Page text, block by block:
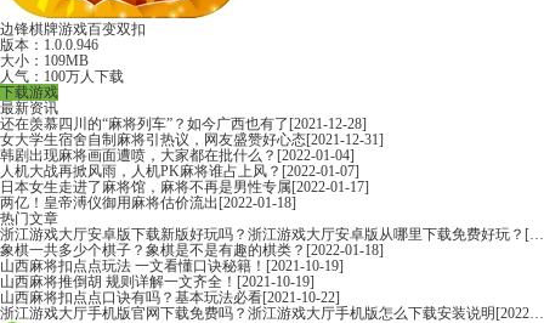
边锋棋牌游戏百变双扣
版本：1.0.0.946
大小：109MB
人气：100万人下载
下载游戏
最新资讯
还在羡慕四川的“麻将列车”？如今广西也有了 [2021-12-28]
女大学生宿舍自制麻将引热议，网友盛赞好心态[2021-12-31]
韩剧出现麻将画面遭喷，大家都在批什么？ [2022-01-04]
人机大战再掀风雨，人机PK麻将谁占上风？ [2022-01-07]
日本女生走进了麻将馆，麻将不再是男性专属[2022-01-17]
两亿！皇帝溥仪御用麻将估价流出 [2022-01-18]
热门文章
浙江游戏大厅安卓版下载新版好玩吗？浙江游戏大厅安卓版从哪里下载免费好玩？ [2022-06-16]
象棋一共多少个棋子？象棋是不是有趣的棋类？ [2022-01-18]
山西麻将扣点点玩法 一文看懂口诀秘籍！ [2021-10-19]
山西麻将推倒胡 规则详解一文齐全！ [2021-10-19]
山西麻将扣点点口诀有吗？基本玩法必看[2021-10-22]
浙江游戏大厅手机版官网下载免费吗？浙江游戏大厅手机版怎么下载安装说明 [2022-06-16]